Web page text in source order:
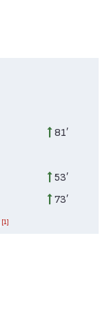
81′
53′
73′
[1]